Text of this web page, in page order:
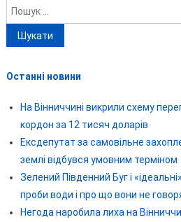
Пошук:
Останні новини
На Вінниччині викрили схему
кордон за 12 тисяч доларів
Ексдепутат за самовільне
землі відбувся умовним терміном
Зелений Південний Буг і
проби води і про що вони не
Негода наробила лиха на